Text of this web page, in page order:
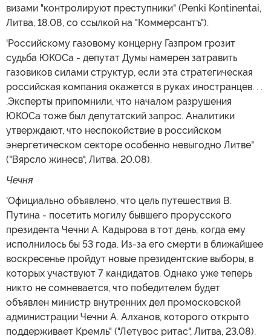
визами "контролируют преступники" (Penki Kontinentai,
Литва, 18.08, со ссылкой на "Коммерсантъ").
'Российскому газовому концерну Газпром грозит
судьба ЮКОСа - депутат Думы намерен затравить
газовиков силами структур, если эта стратегическая
российская компания окажется в руках иностранцев. . .
.Эксперты припомнили, что началом разрушения
ЮКОСа тоже был депутатский запрос. Аналитики
утверждают, что неспокойствие в российском
энергетическом секторе особенно невыгодно Литве"
("Вярсло жинесв", Литва, 20.08).
Чечня
'Официально объявлено, что цель путешествия В.
Путина - посетить могилу бывшего прорусского
президента Чечни А. Кадырова в тот день, когда ему
исполнилось бы 53 года. Из-за его смерти в ближайшее
воскресенье пройдут новые президентские выборы, в
которых участвуют 7 кандидатов. Однако уже теперь
никто не сомневается, что победителем будет
объявлен министр внутренних дел промосковской
администрации Чечни А. Алханов, которого открыто
поддерживает Кремль" ("Летувос ритас", Литва, 23.08).